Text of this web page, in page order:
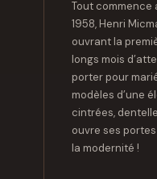
Tout commence
1958, Henri
ouvrant la
longs mois
porter pour
modèles d’une
cintrées,
ouvre ses
la modernité !